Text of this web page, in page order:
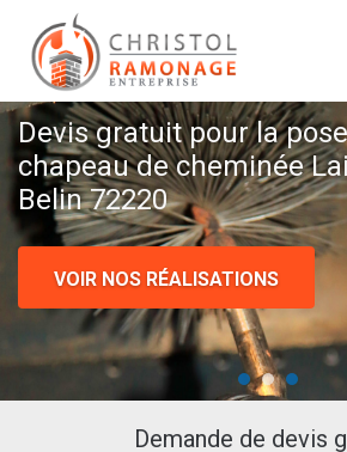
Devis gratuit pour la
chapeau de cheminée
Belin 72220
VOIR NOS RÉALISATIONS
Demande de devis